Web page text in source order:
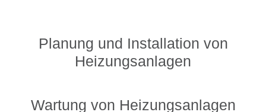
Planung und Installation von
Heizungsanlagen
Wartung von Heizungsanlagen